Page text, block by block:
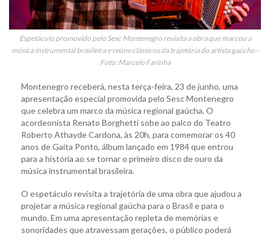
Espetáculo promovido pelo Sesc Montenegro revisita a obra que marcou a
música instrumental brasileira e reúne clássicos da trajetória do artista gaúcho -
Foto: Marcelo Farinha
Montenegro receberá, nesta terça-feira, 23 de junho, uma
apresentação especial promovida pelo Sesc Montenegro
que celebra um marco da música regional gaúcha. O
acordeonista Renato Borghetti sobe ao palco do Teatro
Roberto Athayde Cardona, às 20h, para comemorar os 40
anos de Gaita Ponto, álbum lançado em 1984 que entrou
para a história ao se tornar o primeiro disco de ouro da
música instrumental brasileira.
O espetáculo revisita a trajetória de uma obra que ajudou a
projetar a música regional gaúcha para o Brasil e para o
mundo. Em uma apresentação repleta de memórias e
sonoridades que atravessam gerações, o público poderá